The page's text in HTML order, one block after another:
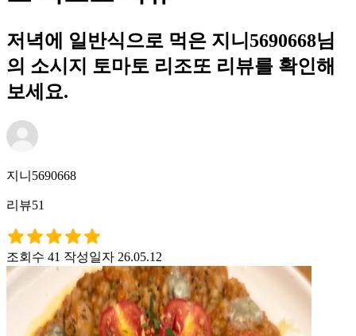
저녁에 일반식으로 먹은 지니5690668님
의 소시지 토마토 리조또 리뷰를 확인해
보세요.
지니5690668
리뷰51
조회수 41 작성일자 26.05.12